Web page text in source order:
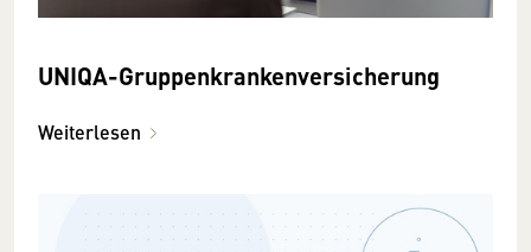
UNIQA-Gruppenkrankenversicherung
Weiterlesen